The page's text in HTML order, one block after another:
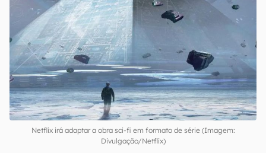
Netflix irá adaptar a obra sci-fi em formato de série (Imagem:
Divulgação/Netflix)